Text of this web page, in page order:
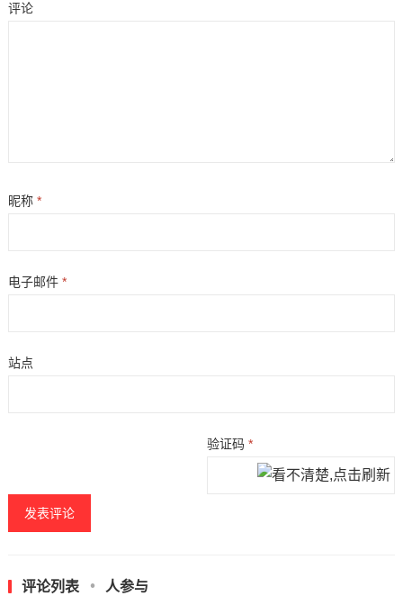
评论
昵称 *
电子邮件 *
站点
验证码*
评论列表 人参与